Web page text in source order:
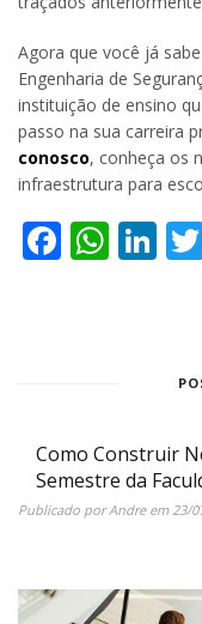
Agora que você já
Engenharia de
instituição de ensino
passo na sua carreira
conosco, conheça os
infraestrutura para
Como Construir
Semestre da
Publicado porAndreem 23/